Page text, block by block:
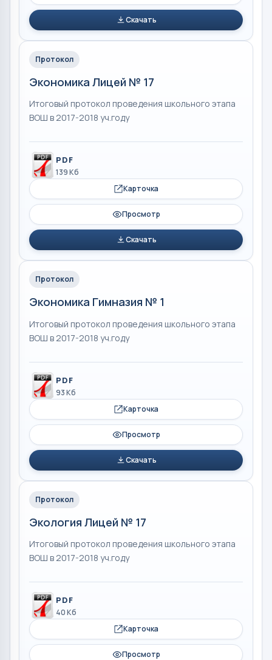
Скачать
Протокол
Экономика Лицей № 17
Итоговый протокол проведения школьного этапа
ВОШ в 2017-2018 уч.году
PDF
139 Кб
Карточка
Просмотр
Скачать
Протокол
Экономика Гимназия № 1
Итоговый протокол проведения школьного этапа
ВОШ в 2017-2018 уч.году
PDF
93 Кб
Карточка
Просмотр
Скачать
Протокол
Экология Лицей № 17
Итоговый протокол проведения школьного этапа
ВОШ в 2017-2018 уч.году
PDF
40 Кб
Карточка
Просмотр